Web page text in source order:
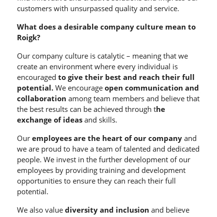
customers with unsurpassed quality and service.
What does a desirable company culture mean to
Roigk?
Our company culture is catalytic – meaning that we
create an environment where every individual is
encouraged to give their best and reach their full
potential. We encourage open communication and
collaboration among team members and believe that
the best results can be achieved through the
exchange of ideas and skills.
Our employees are the heart of our company and
we are proud to have a team of talented and dedicated
people. We invest in the further development of our
employees by providing training and development
opportunities to ensure they can reach their full
potential.
We also value diversity and inclusion and believe